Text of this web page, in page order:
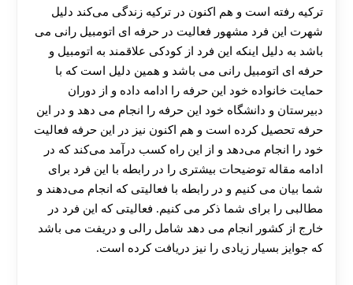
ترکیه رفته است و هم اکنون در ترکیه زندگی می‌کند دلیل
شهرت این فرد مشهور فعالیت در حرفه ای اتومبیل رانی می
باشد به دلیل اینکه این فرد از کودکی علاقمند به اتومبیل و
حرفه ای اتومبیل رانی می باشد و همین دلیل است که با
حمایت خانواده خود این حرفه را ادامه داده و از دوران
دبیرستان و دانشگاه خود این حرفه را انجام می دهد و در این
حرفه تحصیل کرده است و هم اکنون نیز در این حرفه فعالیت
خود را انجام می‌دهد و از این راه کسب درآمد می‌کند که در
ادامه مقاله توضیحات بیشتری را در رابطه با این فرد برای
شما بیان می کنیم و در رابطه با فعالیتی که انجام می‌دهند و
مطالبی را برای شما ذکر می کنیم. فعالیتی که این فرد در
خارج از کشور انجام می دهد شامل رالی و دریفت می باشد
که جوایز بسیار زیادی را نیز دریافت کرده است‌.